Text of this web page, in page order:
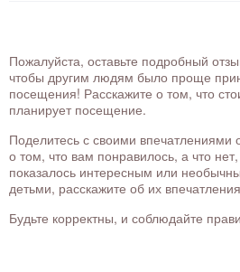
Пожалуйста, оставьте подробный
чтобы другим людям было проще
посещения! Расскажите о том, что
планирует посещение.
Поделитесь с своими
о том, что вам понравилось, а что
показалось интересным или
детьми, расскажите об их
Будьте корректны, и соблюдайте